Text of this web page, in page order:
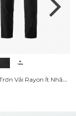
Quần Tây Trơn Vải Rayon Ít Nhăn Thêu 4MEN Premium Form Slimfit QT031